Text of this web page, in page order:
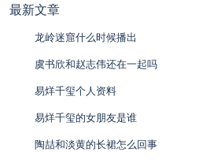
最新文章
龙岭迷窟什么时候播出
虞书欣和赵志伟还在一起吗
易烊千玺个人资料
易烊千玺的女朋友是谁
陶喆和淡黄的长裙怎么回事